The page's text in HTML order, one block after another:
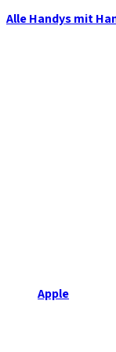
Alle Handys mit
Apple